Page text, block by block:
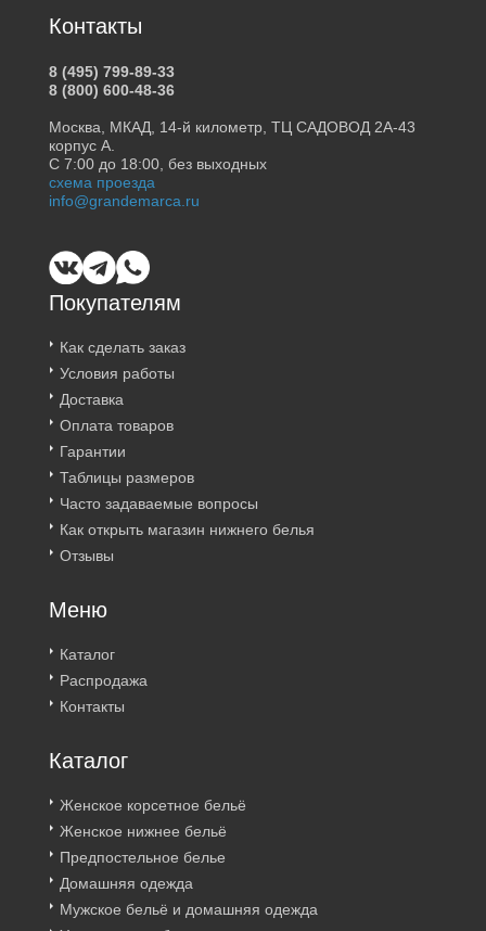
Покупателям
Как сделать заказ
Условия работы
Доставка
Оплата товаров
Гарантии
Таблицы размеров
Часто задаваемые вопросы
Как открыть магазин нижнего белья
Отзывы
Меню
Каталог
Распродажа
Контакты
Каталог
Женское корсетное бельё
Женское нижнее бельё
Предпостельное белье
Домашняя одежда
Мужское бельё и домашняя одежда
Контакты
8 (495) 799-89-33
8 (800) 600-48-36
Москва, МКАД, 14-й километр, ТЦ САДОВОД 2А-43
корпус А.
С 7:00 до 18:00, без выходных
схема проезда
info@grandemarca.ru